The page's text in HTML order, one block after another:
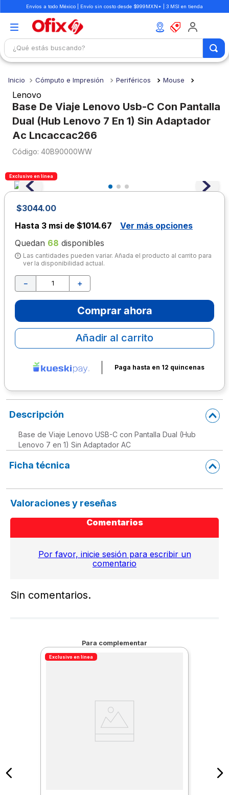
Envíos a todo México | Envío sin costo desde $999MXN* | 3 MSI en tienda
¿Qué estás buscando?
Cómputo e Impresión Periféricos Mouse
Lenovo
Base De Viaje Lenovo Usb-C Con Pantalla
Dual (Hub Lenovo 7 En 1) Sin Adaptador
Ac Lncaccac266
: 40B90000WW
Exclusivo en línea
$3044.00
Hasta 3 msi de $1014.67
Ver más opciones
Quedan 68 disponibles
Las cantidades pueden variar. Añada el producto al carrito para
ver la disponibilidad actual.
＋
－
Comprar ahora
Añadir al carrito
Paga hasta en 12 quincenas
Descripción
Base de Viaje Lenovo USB-C con Pantalla Dual (Hub
Lenovo 7 en 1) Sin Adaptador AC
Ficha técnica
Valoraciones y reseñas
Comentarios
Por favor, inicie sesión para escribir un
comentario
Sin comentarios.
Para complementar
Exclusivo en línea
1.
mochilas
2.
libretas
3.
cuaderno
4.
cuadernos
5.
colores
6.
boligrafo
7.
escritorio
8.
sacapuntas
9.
escolar
10. lapiz